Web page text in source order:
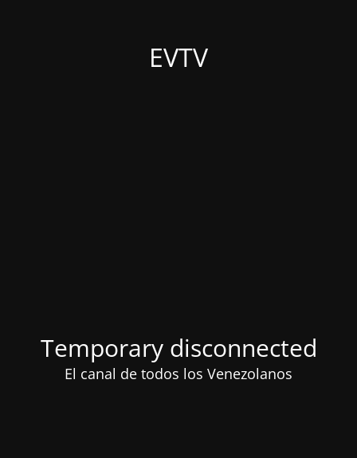
EVTV
Temporary disconnected
El canal de todos los Venezolanos